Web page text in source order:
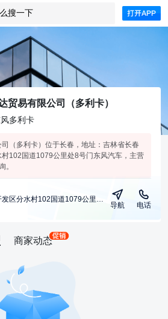
搜一下
贸易有限公司（多利卡）
多利卡
（多利卡）位于长春，地址：吉林省长春
102国道1079公里处8号门东风汽车，主营
。
吉林省长春市宽城区经济开发区分水村102国道1079公里处8号门东风汽车
导航 电话
商家动态